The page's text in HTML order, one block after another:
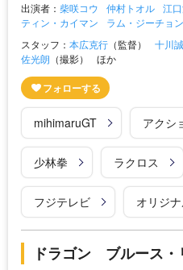
出演者： 柴咲コウ 仲村トオル 江
ティン・カイマン
ラム・ジーチョン
スタッフ： 本広克行 （監督） 十川
佐光朗 （撮影） ほか
mihimaruGT アクシ
少林拳 ラクロス
フジテレビ オリジ
ドラゴン ブルース・